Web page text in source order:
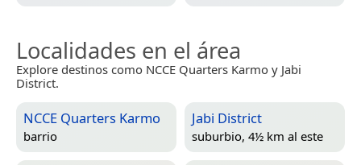
Localidades en el área
Explore destinos como NCCE Quarters Karmo y Jabi
District.
NCCE Quarters Karmo
barrio
Jabi District
suburbio, 4½ km al este